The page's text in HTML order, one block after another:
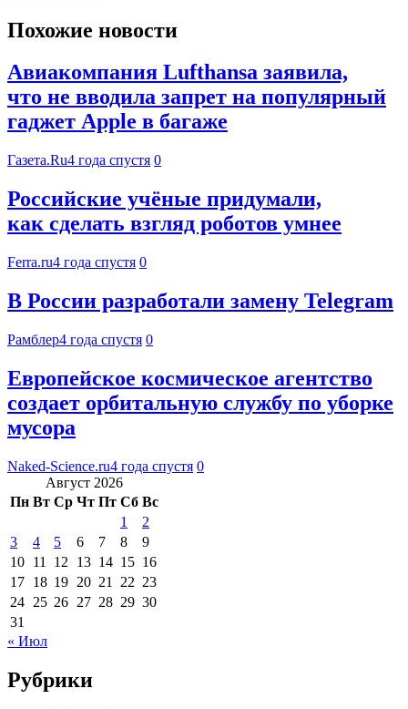
Похожие новости
Авиакомпания Lufthansa заявила,
что не вводила запрет на популярный
гаджет Apple в багаже
Газета.Ru4 года спустя 0
Российские учёные придумали,
как сделать взгляд роботов умнее
Ferra.ru4 года спустя 0
В России разработали замену Telegram
Рамблер4 года спустя 0
Европейское космическое агентство
создает орбитальную службу по уборке
мусора
Naked-Science.ru4 года спустя 0
Август 2026
Пн Вт Ср Чт Пт Сб Вс
1
2
3
4 5 6 7 8
9
10 11 12 13 14 15 16
17 18 19 20 21 22 23
24 25 26 27 28 29 30
31
« Июл
Рубрики